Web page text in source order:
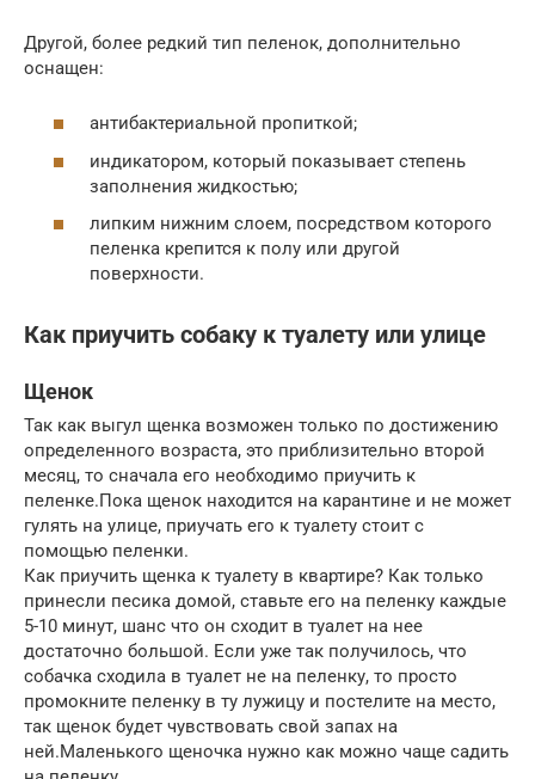
Другой, более редкий тип пеленок, дополнительно
оснащен:
антибактериальной пропиткой;
индикатором, который показывает степень
заполнения жидкостью;
липким нижним слоем, посредством которого
пеленка крепится к полу или другой
поверхности.
Как приучить собаку к туалету или улице
Щенок
Так как выгул щенка возможен только по достижению
определенного возраста, это приблизительно второй
месяц, то сначала его необходимо приучить к
пеленке.Пока щенок находится на карантине и не может
гулять на улице, приучать его к туалету стоит с
помощью пеленки.
Как приучить щенка к туалету в квартире? Как только
принесли песика домой, ставьте его на пеленку каждые
5-10 минут, шанс что он сходит в туалет на нее
достаточно большой. Если уже так получилось, что
собачка сходила в туалет не на пеленку, то просто
промокните пеленку в ту лужицу и постелите на место,
так щенок будет чувствовать свой запах на
ней.Маленького щеночка нужно как можно чаще садить